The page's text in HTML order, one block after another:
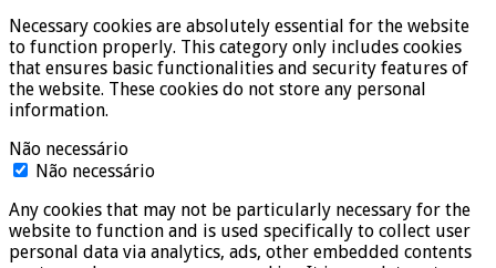
Necessary cookies are absolutely essential for the website
to function properly. This category only includes cookies
that ensures basic functionalities and security features of
the website. These cookies do not store any personal
information.
Não necessário
Não necessário
Any cookies that may not be particularly necessary for the
website to function and is used specifically to collect user
personal data via analytics, ads, other embedded contents